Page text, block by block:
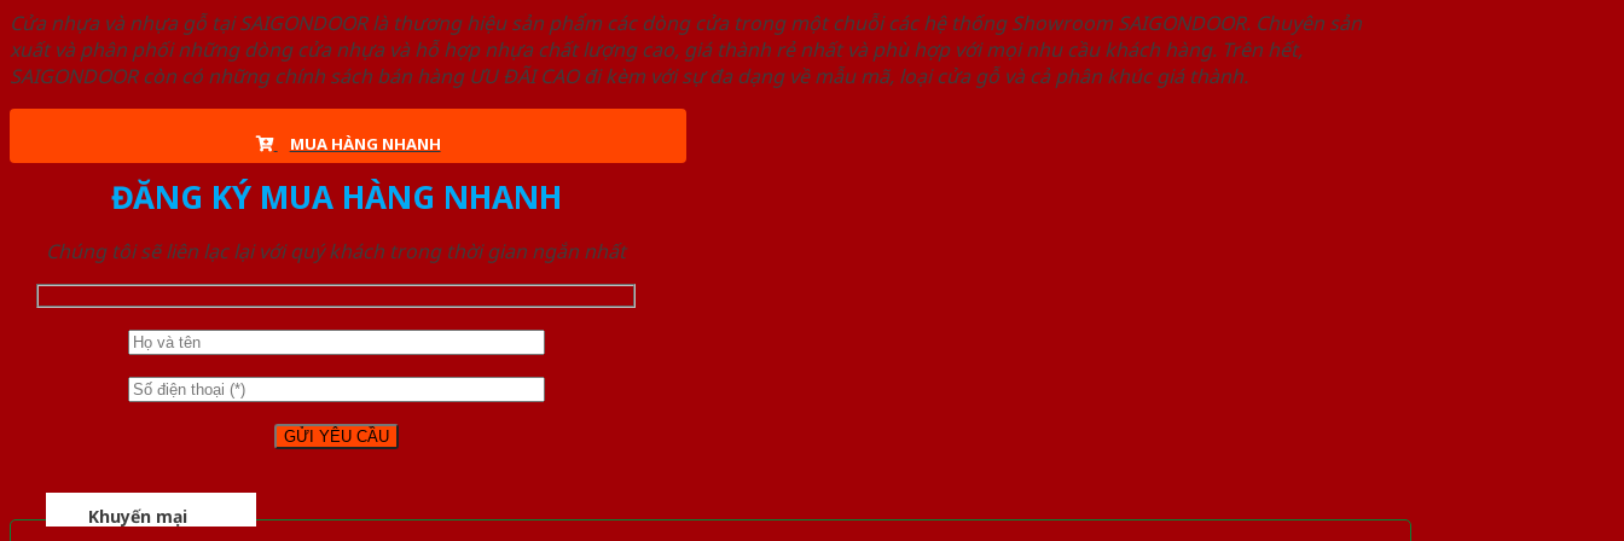
Cửa nhựa và nhựa gỗ tại SAIGONDOOR là thương hiệu sản phẩm các dòng cửa trong một chuỗi các hệ thống Showroom SAIGONDOOR. Chuyên sản
xuất và phân phối những dòng cửa nhựa và hỗ hợp nhựa chất lượng cao, giá thành rẻ nhất và phù hợp với mọi nhu cầu khách hàng. Trên hết,
SAIGONDOOR còn có những chính sách bán hàng ƯU ĐÃI CAO đi kèm với sự đa dạng về mẫu mã, loại cửa gỗ và cả phân khúc giá thành.
MUA HÀNG NHANH
ĐĂNG KÝ MUA HÀNG NHANH
Chúng tôi sẽ liên lạc lại với quý khách trong thời gian ngắn nhất
Khuyến mại